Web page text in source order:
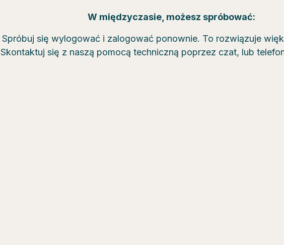
W międzyczasie, możesz spróbować:
Spróbuj się wylogować i zalogować ponownie. To rozwiązuje
Skontaktuj się z naszą pomocą techniczną poprzez czat, lub